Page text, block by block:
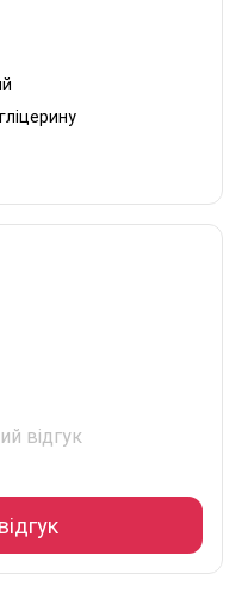
відгук